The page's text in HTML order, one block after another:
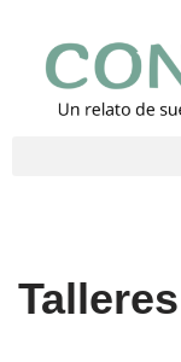
Saltar
contenido
Talleres